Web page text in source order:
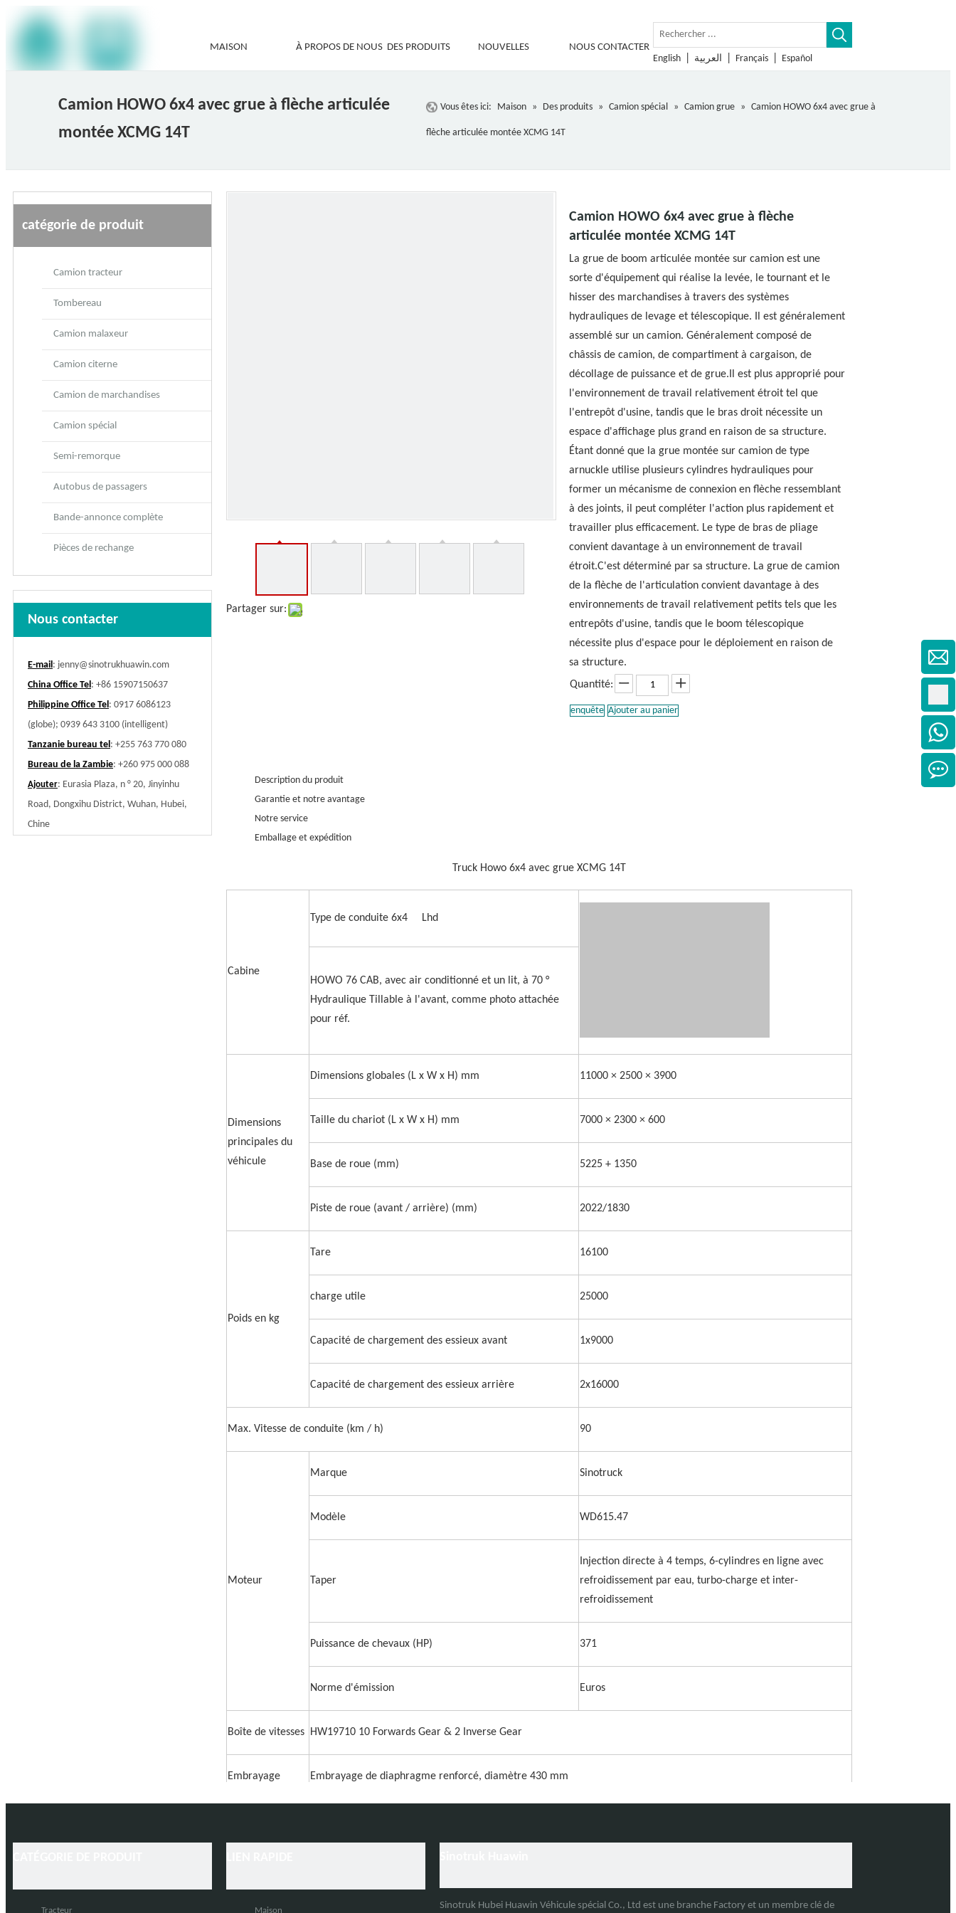
MAISON À PROPOS DE NOUS DES PRODUITS NOUVELLES
NOUS CONTACTER
English
العربية Français Español
Camion HOWO 6x4 avec grue à flèche articulée
montée XCMG 14T
Vous êtes ici: Maison » Des produits » Camion spécial » Camion grue » Camion HOWO 6x4 avec grue à
flèche articulée montée XCMG 14T
catégorie de produit
Camion tracteur
Tombereau
Camion malaxeur
Camion citerne
Camion de marchandises
Camion spécial
Semi-remorque
Autobus de passagers
Bande-annonce complète
Pièces de rechange
Nous contacter
E-mail: jenny@sinotrukhuawin.com
China Office Tel: +86 15907150637
Philippine Office Tel: 0917 6086123
(globe); 0939 643 3100 (intelligent)
Tanzanie bureau tel: +255 763 770 080
Bureau de la Zambie: +260 975 000 088
Ajouter: Eurasia Plaza, n ° 20, Jinyinhu
Road, Dongxihu District, Wuhan, Hubei,
Chine
Partager sur:
Camion HOWO 6x4 avec grue à flèche
articulée montée XCMG 14T
La grue de boom articulée montée sur camion est une
sorte d'équipement qui réalise la levée, le tournant et le
hisser des marchandises à travers des systèmes
hydrauliques de levage et télescopique. Il est généralement
assemblé sur un camion. Généralement composé de
châssis de camion, de compartiment à cargaison, de
décollage de puissance et de grue.Il est plus approprié pour
l'environnement de travail relativement étroit tel que
l'entrepôt d'usine, tandis que le bras droit nécessite un
espace d'affichage plus grand en raison de sa structure.
Étant donné que la grue montée sur camion de type
arnuckle utilise plusieurs cylindres hydrauliques pour
former un mécanisme de connexion en flèche ressemblant
à des joints, il peut compléter l'action plus rapidement et
travailler plus efficacement. Le type de bras de pliage
convient davantage à un environnement de travail
étroit.C'est déterminé par sa structure. La grue de camion
de la flèche de l'articulation convient davantage à des
environnements de travail relativement petits tels que les
entrepôts d'usine, tandis que le boom télescopique
nécessite plus d'espace pour le déploiement en raison de
sa structure.
Quantité:
enquête Ajouter au panier
Description du produit
Garantie et notre avantage
Notre service
Emballage et expédition
Truck Howo 6x4 avec grue XCMG 14T
Cabine
Type de conduite 6x4 Lhd
HOWO 76 CAB, avec air conditionné et un lit, à 70 °
Hydraulique Tillable à l'avant, comme photo attachée
pour réf.
Dimensions
principales du
véhicule
Dimensions globales (L x W x H) mm 11000 × 2500 × 3900
Taille du chariot (L x W x H) mm 7000 × 2300 × 600
Base de roue (mm) 5225 + 1350
Piste de roue (avant / arrière) (mm) 2022/1830
Poids en kg
Tare 16100
charge utile 25000
Capacité de chargement des essieux avant 1x9000
Capacité de chargement des essieux arrière 2x16000
Max. Vitesse de conduite (km / h) 90
Moteur
Marque Sinotruck
Modèle WD615.47
Taper
Injection directe à 4 temps, 6-cylindres en ligne avec
refroidissement par eau, turbo-charge et inter-
refroidissement
Puissance de chevaux (HP) 371
Norme d'émission Euros
Boîte de vitesses HW19710 10 Forwards Gear & 2 Inverse Gear
Embrayage Embrayage de diaphragme renforcé, diamètre 430 mm
gouverner
Tracteur Maison Sinotruk Hubei Huawin Véhicule spécial Co., Ltd est une branche Factory et un membre clé de